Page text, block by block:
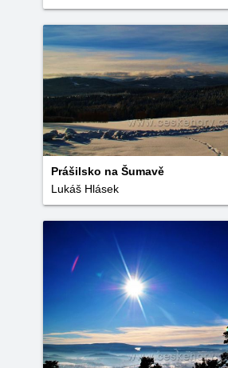
Prášilsko na Šumavě
Lukáš Hlásek